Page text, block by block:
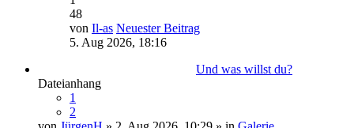
48
von Il-as Neuester Beitrag
5. Aug 2026, 18:16
Und was willst du?
Dateianhang
1
2